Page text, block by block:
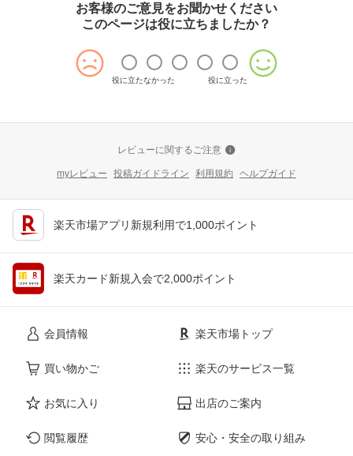
お客様のご意見をお聞かせください
このページは役に立ちましたか？
役に立たなかった 役に立った
レビューに関するご注意
myレビュー 投稿ガイドライン 利用規約 ヘルプガイド
楽天市場アプリ新規利用で1,000ポイント
楽天カード新規入会で2,000ポイント
会員情報
買い物かご
お気に入り
閲覧履歴
楽天市場トップ
楽天のサービス一覧
出店のご案内
安心・安全の取り組み